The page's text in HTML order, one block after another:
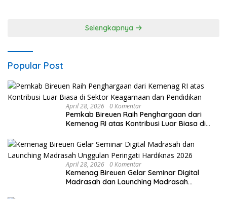
Selengkapnya
Popular Post
April 28, 2026 0 Komentar
Pemkab Bireuen Raih Penghargaan dari
Kemenag RI atas Kontribusi Luar Biasa di
April 28, 2026 0 Komentar
Kemenag Bireuen Gelar Seminar Digital
Madrasah dan Launching Madrasah